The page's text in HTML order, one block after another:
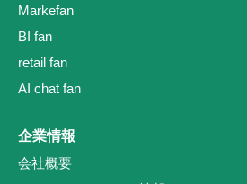
Markefan
BI fan
retail fan
AI chat fan
企業情報
会社概要